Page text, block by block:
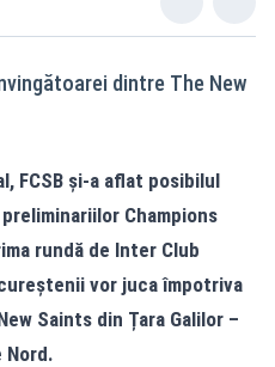
dintre The New
FCSB și-a aflat posibilul
Champions
rundă de Inter Club
vor juca împotriva
Saints din Țara Galilor –
Nord.